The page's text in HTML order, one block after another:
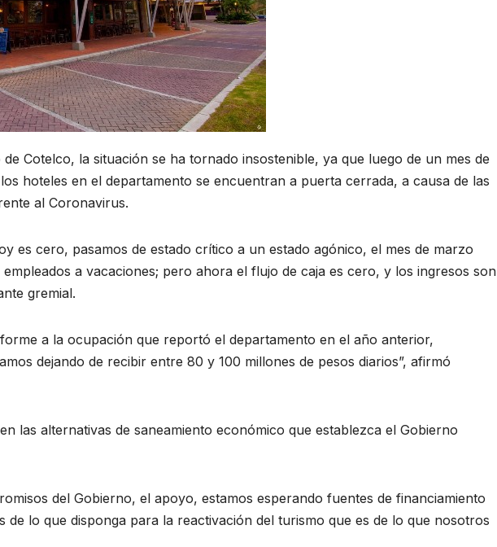
Cotelco, la situación se ha tornado insostenible, ya que luego de un mes de
hoteles en el departamento se encuentran a puerta cerrada, a causa de las
al Coronavirus.
es cero, pasamos de estado crítico a un estado agónico, el mes de marzo
a vacaciones; pero ahora el flujo de caja es cero, y los ingresos son
gremial.
a la ocupación que reportó el departamento en el año anterior,
dejando de recibir entre 80 y 100 millones de pesos diarios”, afirmó
las alternativas de saneamiento económico que establezca el Gobierno
del Gobierno, el apoyo, estamos esperando fuentes de financiamiento
de lo que disponga para la reactivación del turismo que es de lo que nosotros